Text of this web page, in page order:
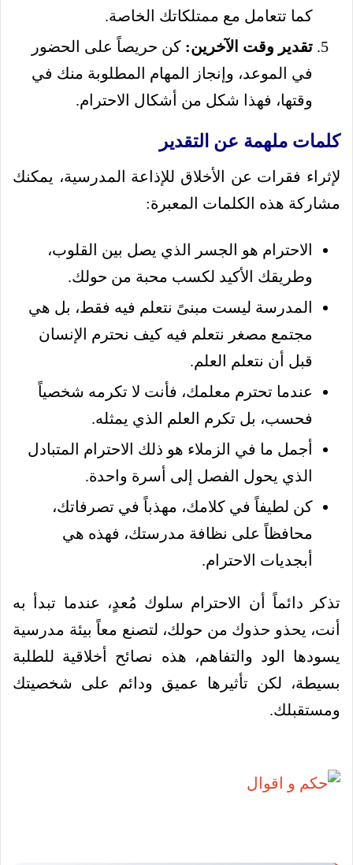
كما تتعامل مع ممتلكاتك الخاصة.
تقدير وقت الآخرين: كن حريصاً على الحضور
في الموعد، وإنجاز المهام المطلوبة منك في
وقتها، فهذا شكل من أشكال الاحترام.
كلمات ملهمة عن التقدير
لإثراء فقرات عن الأخلاق للإذاعة المدرسية، يمكنك
مشاركة هذه الكلمات المعبرة:
الاحترام هو الجسر الذي يصل بين القلوب،
وطريقك الأكيد لكسب محبة من حولك.
المدرسة ليست مبنىً نتعلم فيه فقط، بل هي
مجتمع مصغر نتعلم فيه كيف نحترم الإنسان
قبل أن نتعلم العلم.
عندما تحترم معلمك، فأنت لا تكرمه شخصياً
فحسب، بل تكرم العلم الذي يمثله.
أجمل ما في الزملاء هو ذلك الاحترام المتبادل
الذي يحول الفصل إلى أسرة واحدة.
كن لطيفاً في كلامك، مهذباً في تصرفاتك،
محافظاً على نظافة مدرستك، فهذه هي
أبجديات الاحترام.
تذكر دائماً أن الاحترام سلوك مُعدٍ، عندما تبدأ به
أنت، يحذو حذوك من حولك، لتصنع معاً بيئة مدرسية
يسودها الود والتفاهم، هذه نصائح أخلاقية للطلبة
بسيطة، لكن تأثيرها عميق ودائم على شخصيتك
ومستقبلك.